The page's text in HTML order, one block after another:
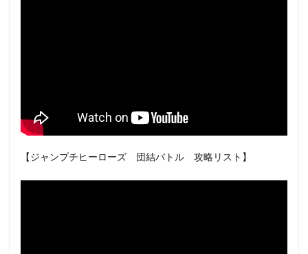
【ジャンプチヒーローズ 団結バトル 攻略リスト】